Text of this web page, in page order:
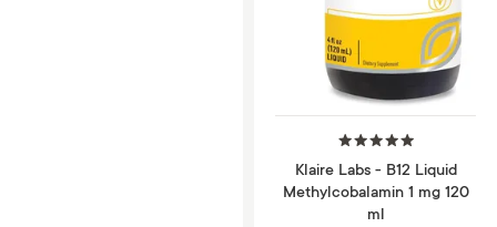
Klaire Labs - B12 Liquid
Methylcobalamin 1 mg 120
ml